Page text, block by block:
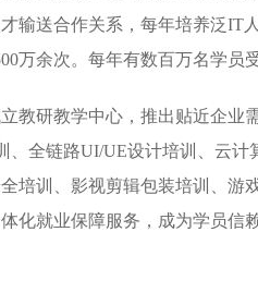
输送合作关系，每年培养泛IT
万余次。每年有数百万名学
教研教学中心，推出贴近企业
、全链路UI/UE设计培训、云
培训、影视剪辑包装培训、游
化就业保障服务，成为学员信